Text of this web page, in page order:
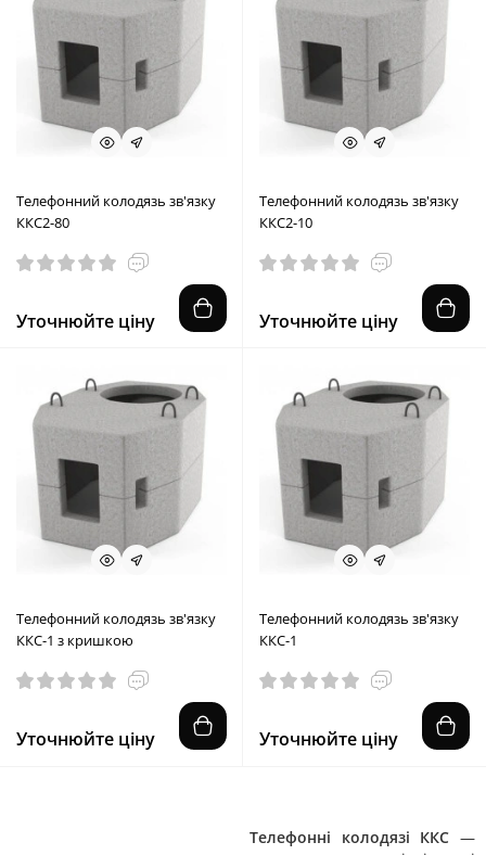
Телефонний колодязь зв'язку
ККС2-80
Уточнюйте ціну
Телефонний колодязь зв'язку
ККС2-10
Уточнюйте ціну
Телефонний колодязь зв'язку
ККС-1 з кришкою
Уточнюйте ціну
Телефонний колодязь зв'язку
ККС-1
Уточнюйте ціну
Телефонні колодязі ККС —